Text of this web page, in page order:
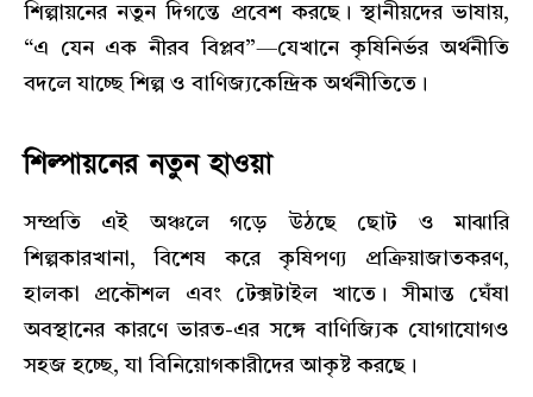
শিল্পায়নের নতুন দিগন্তে প্রবেশ করছে। স্থানীয়দের ভাষায়,
“এ যেন এক নীরব বিপ্লব”—যেখানে কৃষিনির্ভর অর্থনীতি
বদলে যাচ্ছে শিল্প ও বাণিজ্যকেন্দ্রিক অর্থনীতিতে।
শিল্পায়নের নতুন হাওয়া
সম্প্রতি এই অঞ্চলে গড়ে উঠছে ছোট ও মাঝারি
শিল্পকারখানা, বিশেষ করে কৃষিপণ্য প্রক্রিয়াজাতকরণ,
হালকা প্রকৌশল এবং টেক্সটাইল খাতে। সীমান্ত ঘেঁষা
অবস্থানের কারণেভারত-এর সঙ্গে বাণিজ্যিক যোগাযোগও
সহজ হচ্ছে, যা বিনিয়োগকারীদের আকৃষ্ট করছে।